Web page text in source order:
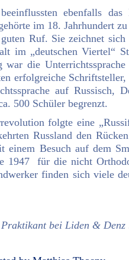
ebenfalls
im 18. Jahrhundert
Ruf. Sie zeichnet
im „deutschen Viertel“
war die
erfolgreiche
auf Russisch,
500 Schüler begrenzt.
folgte eine
Russland den
einem Besuch auf dem
1947 für die nicht
finden sich viele
bei Liden & Denz